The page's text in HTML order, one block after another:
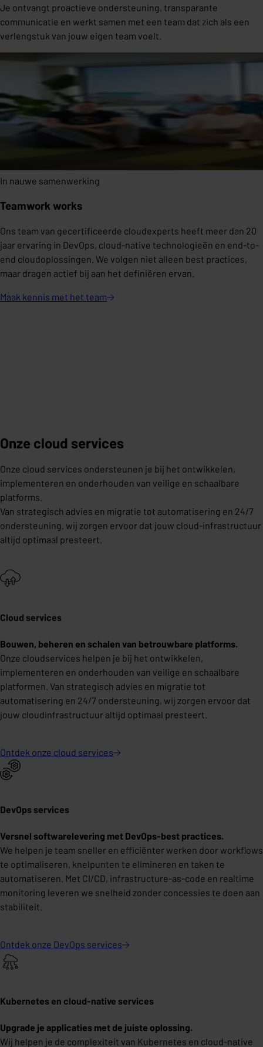
Je ontvangt proactieve ondersteuning, transparante
communicatie en werkt samen met een team dat zich als een
verlengstuk van jouw eigen team voelt.
In nauwe samenwerking
Teamwork works
Ons team van gecertificeerde cloudexperts heeft meer dan 20
jaar ervaring in DevOps, cloud-native technologieën en end-to-
end cloudoplossingen. We volgen niet alleen best practices,
maar dragen actief bij aan het definiëren ervan.
Maak kennis met het team
Onze cloud services
Onze cloud services ondersteunen je bij het ontwikkelen,
implementeren en onderhouden van veilige en schaalbare
platforms.
Van strategisch advies en migratie tot automatisering en 24/7
ondersteuning, wij zorgen ervoor dat jouw cloud-infrastructuur
altijd optimaal presteert.
Cloud services
Bouwen, beheren en schalen van betrouwbare platforms.
Onze cloudservices helpen je bij het ontwikkelen,
implementeren en onderhouden van veilige en schaalbare
platformen. Van strategisch advies en migratie tot
automatisering en 24/7 ondersteuning, wij zorgen ervoor dat
jouw cloudinfrastructuur altijd optimaal presteert.
Ontdek onze cloud services
DevOps services
Versnel softwarelevering met DevOps-best practices.
We helpen je team sneller en efficiënter werken door workflows
te optimaliseren, knelpunten te elimineren en taken te
automatiseren. Met CI/CD, infrastructure-as-code en realtime
monitoring leveren we snelheid zonder concessies te doen aan
stabiliteit.
Ontdek onze DevOps services
Kubernetes en cloud-native services
Upgrade je applicaties met de juiste oplossing.
Wij helpen je de complexiteit van Kubernetes en cloud-native